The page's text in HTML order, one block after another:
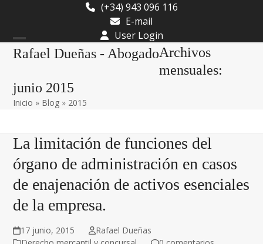
content
(+34) 943 096 116
E-mail
User Login
Rafael Dueñas - Abogado
Open
menu
Close
menu
Archivos
mensuales:
junio 2015
Inicio » Blog » 2015
La limitación de funciones del
órgano de administración en casos
de enajenación de activos esenciales
de la empresa.
17 junio, 2015
Rafael Dueñas